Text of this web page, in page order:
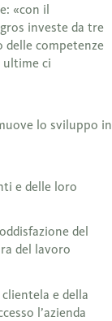
«con il
investe da tre
competenze
ultime ci
lo sviluppo in
e delle loro
del
del lavoro
e della
l’azienda